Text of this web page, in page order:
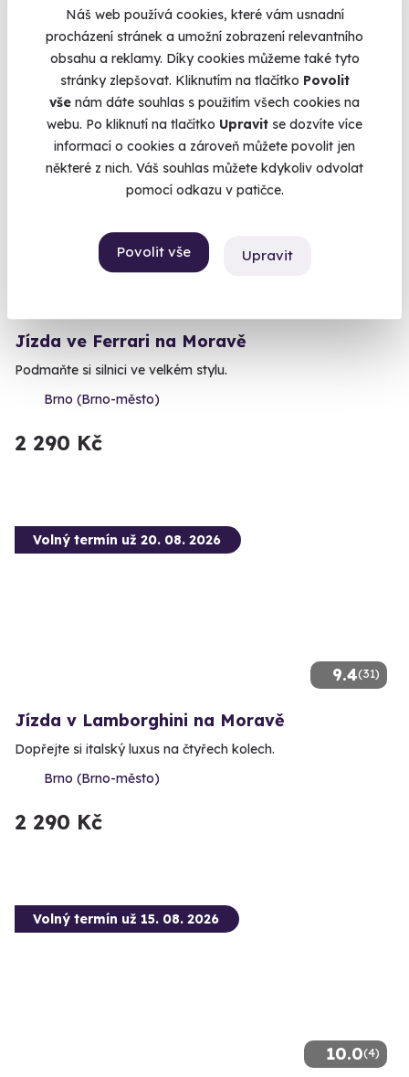
Náš web používá cookies, které vám usnadní
procházení stránek a umožní zobrazení relevantního
obsahu a reklamy. Díky cookies můžeme také tyto
stránky zlepšovat. Kliknutím na tlačítko Povolit
vše nám dáte souhlas s použitím všech cookies na
webu. Po kliknutí na tlačítko Upravit se dozvíte více
informací o cookies a zároveň můžete povolit jen
některé z nich. Váš souhlas můžete kdykoliv odvolat
pomocí odkazu v patičce.
Povolit vše Upravit
Brno (+ 2 další lokality)
2 290 Kč
Volný termín už 20. 08. 2026
Jízda ve Ferrari na Moravě
Podmaňte si silnici ve velkém stylu.
Brno (Brno-město)
2 290 Kč
9.4(31)
Volný termín už 20. 08. 2026
Jízda v Lamborghini na Moravě
Dopřejte si italský luxus na čtyřech kolech.
Brno (Brno-město)
2 290 Kč
10.0(4)
Volný termín už 15. 08. 2026